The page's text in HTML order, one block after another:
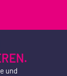
und